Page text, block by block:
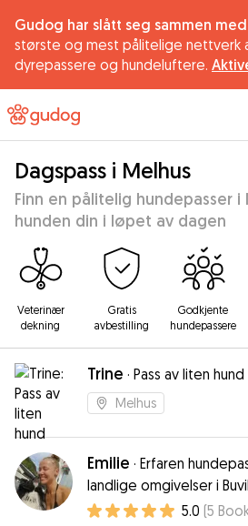
Gudog har slått seg sammen med
største og mest pålitelige nettverk
dyrepassere og hundeluftere.
Dagspass i Melhus
Finn en pålitelig hundepasser i
hunden din i løpet av dagen
Veterinær
dekning
Gratis
avbestilling
Godkjente
hundepassere
Trine · Pass av liten hund
Melhus
Emilie · Erfaren
landlige omgivelser i
5.0 (5